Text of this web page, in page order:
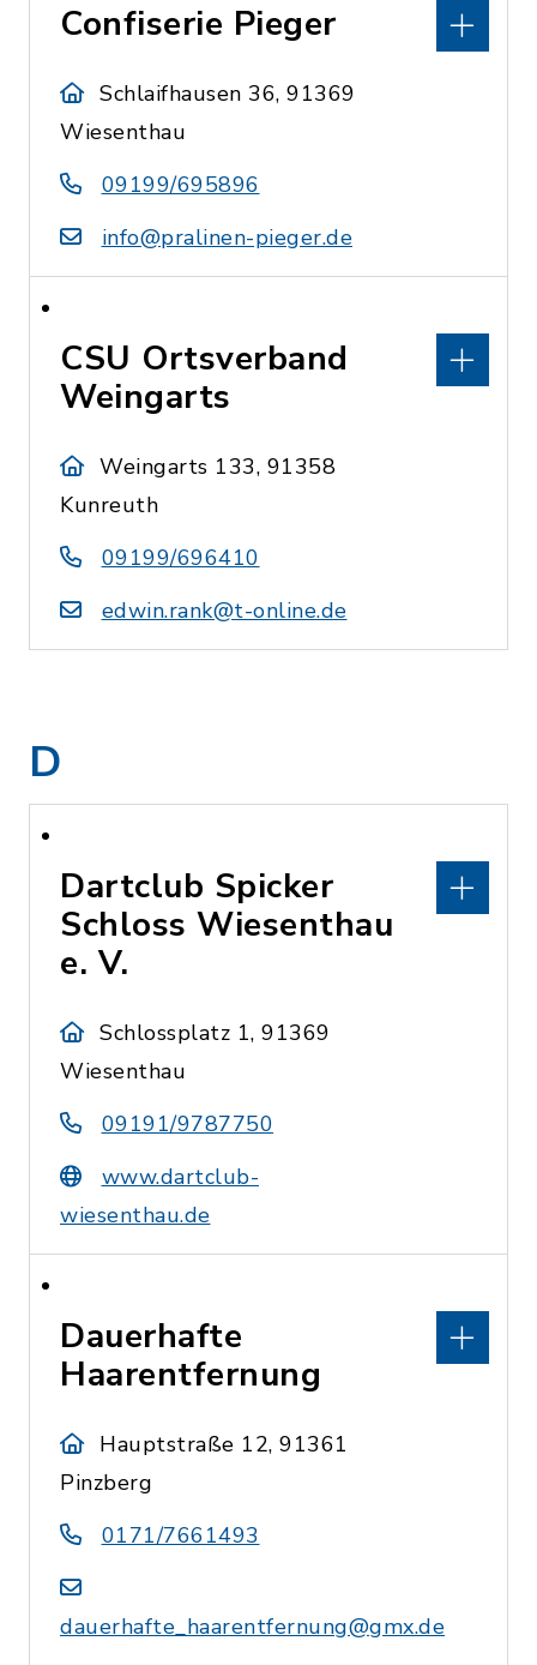
Confiserie Pieger
Schlaifhausen 36, 91369
Wiesenthau
09199/695896
info@pralinen-pieger.de
CSU Ortsverband
Weingarts
Weingarts 133, 91358
Kunreuth
09199/696410
edwin.rank@t-online.de
D
Dartclub Spicker
Schloss Wiesenthau
e. V.
Schlossplatz 1, 91369
Wiesenthau
09191/9787750
www.dartclub-
wiesenthau.de
Dauerhafte
Haarentfernung
Hauptstraße 12, 91361
Pinzberg
0171/7661493
dauerhafte_haarentfernung@gmx.de